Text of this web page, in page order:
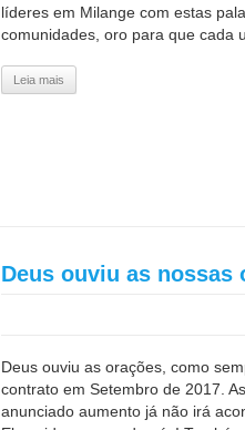
líderes em Milange com estas
comunidades, oro para que cada
Leia mais
Deus ouviu as nossas
Deus ouviu as orações, como
contrato em Setembro de 2017.
anunciado aumento já não irá